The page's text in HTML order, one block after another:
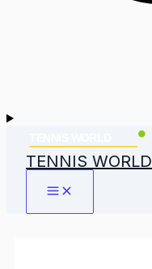
TENNIS WORLD